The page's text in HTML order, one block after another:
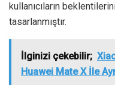
kullanıcıların
tasarlanmıştır.
İlginizi çekebilir;
Huawei Mate X İle